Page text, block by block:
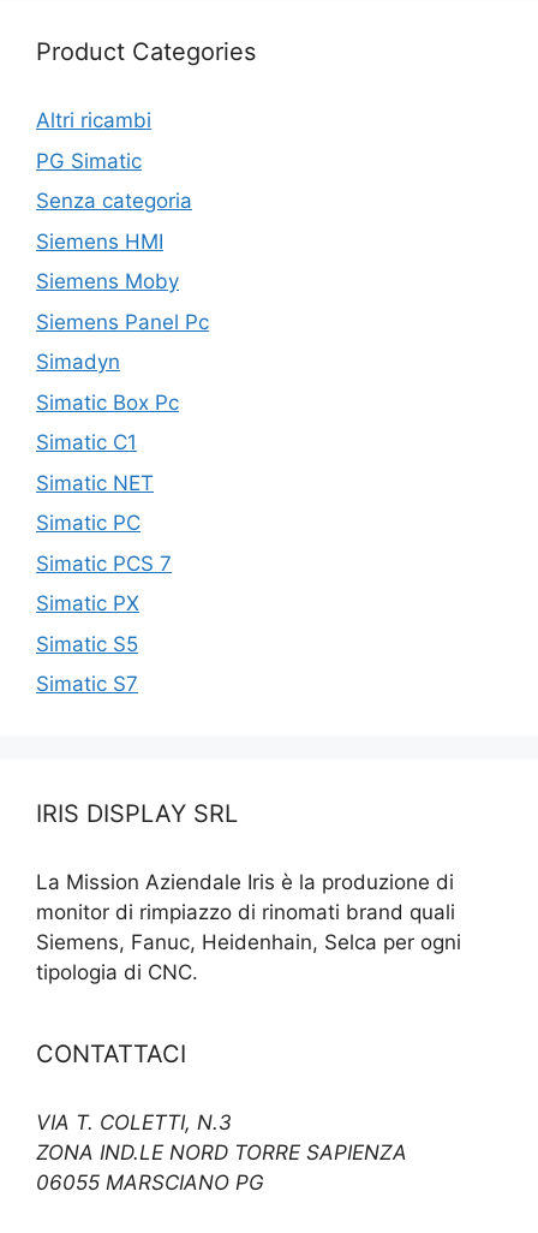
Product Categories
Altri ricambi
PG Simatic
Senza categoria
Siemens HMI
Siemens Moby
Siemens Panel Pc
Simadyn
Simatic Box Pc
Simatic C1
Simatic NET
Simatic PC
Simatic PCS 7
Simatic PX
Simatic S5
Simatic S7
IRIS DISPLAY SRL
La Mission Aziendale Iris è la produzione di
monitor di rimpiazzo di rinomati brand quali
Siemens, Fanuc, Heidenhain, Selca per ogni
tipologia di CNC.
CONTATTACI
VIA T. COLETTI, N.3
ZONA IND.LE NORD TORRE SAPIENZA
06055 MARSCIANO PG